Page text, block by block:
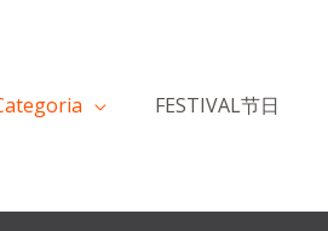
FESTIVAL节日